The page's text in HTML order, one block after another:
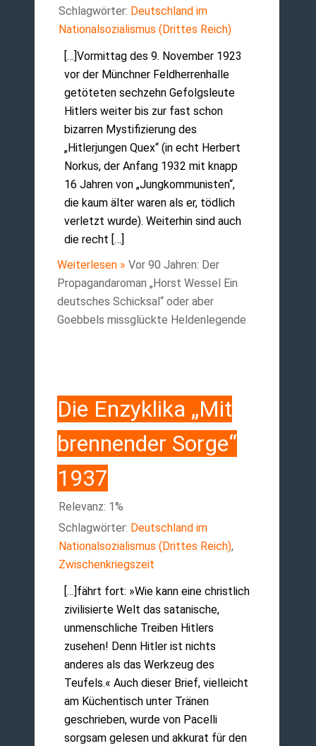
Schlagwörter: Deutschland im
Nationalsozialismus (Drittes Reich)
[…]Vormittag des 9. November 1923
vor der Münchner Feldherrenhalle
getöteten sechzehn Gefolgsleute
Hitlers weiter bis zur fast schon
bizarren Mystifizierung des
„Hitlerjungen Quex“ (in echt Herbert
Norkus, der Anfang 1932 mit knapp
16 Jahren von „Jungkommunisten“,
die kaum älter waren als er, tödlich
verletzt wurde). Weiterhin sind auch
die recht […]
Weiterlesen » Vor 90 Jahren: Der
Propagandaroman „Horst Wessel Ein
deutsches Schicksal“ oder aber
Goebbels missglückte Heldenlegende
Die Enzyklika „Mit
brennender Sorge“
1937
Relevanz: 1%
Schlagwörter: Deutschland im
Nationalsozialismus (Drittes Reich),
Zwischenkriegszeit
[…]fährt fort: »Wie kann eine christlich
zivilisierte Welt das satanische,
unmenschliche Treiben Hitlers
zusehen! Denn Hitler ist nichts
anderes als das Werkzeug des
Teufels.« Auch dieser Brief, vielleicht
am Küchentisch unter Tränen
geschrieben, wurde von Pacelli
sorgsam gelesen und akkurat für den